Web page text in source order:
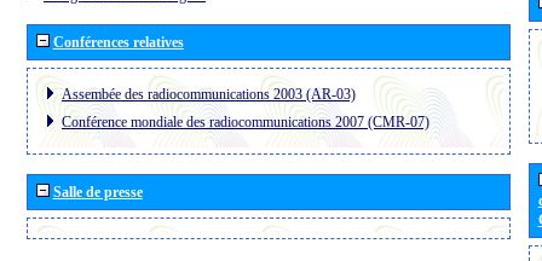
Conférences relatives
Assembée des radiocommunications 2003 (AR-03)
Conférence mondiale des radiocommunications 2007 (CMR-07)
Salle de presse